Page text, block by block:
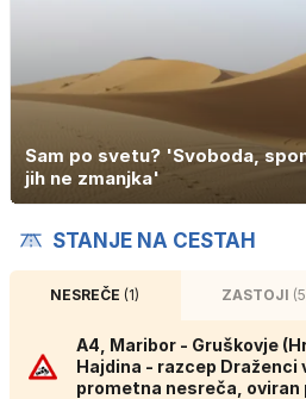
Sam po svetu? 'Svoboda,
jih ne zmanjka'
STANJE NA CESTAH
NESREČE(1) ZASTOJI
A4, Maribor - Gruškovje
Hajdina - razcep Draženci
prometna nesreča, oviran